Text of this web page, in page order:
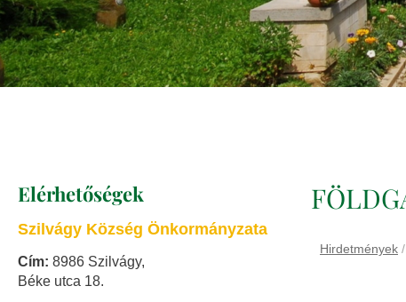
Elérhetőségek
Szilvágy Község Önkormányzata
Cím: 8986 Szilvágy,
Béke utca 18.
Hirdetmények /